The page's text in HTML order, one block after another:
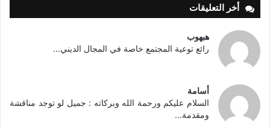
أخر التعليقات
هبهوب
رائع توعية المجتمع خاصة في المجال الديني...
أسامة
السلام عليكم ورحمة الله وبركاته : جميل لو توجد مناقشة
ومقدمة...